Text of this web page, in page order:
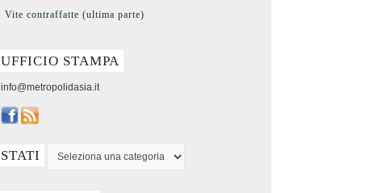
Vite contraffatte (ultima parte)
UFFICIO STAMPA
info@metropolidasia.it
STATI